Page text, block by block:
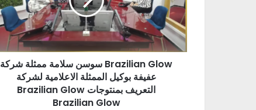
سوسن سلامة ممثلة شركة Brazilian Glow
عفيفة بوكيل الممثلة الاعلامية لشركة
Brazilian Glow التعريف بمنتوجات
Brazilian Glow